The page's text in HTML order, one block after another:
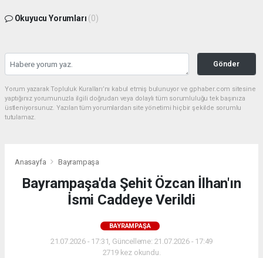
Okuyucu Yorumları (0)
Gönder
Yorum yazarak Topluluk Kuralları’nı kabul etmiş bulunuyor ve gphaber.com sitesine
yaptığınız yorumunuzla ilgili doğrudan veya dolaylı tüm sorumluluğu tek başınıza
üstleniyorsunuz. Yazılan tüm yorumlardan site yönetimi hiçbir şekilde sorumlu
tutulamaz.
Anasayfa Bayrampaşa
Bayrampaşa'da Şehit Özcan İlhan'ın
İsmi Caddeye Verildi
BAYRAMPAŞA
21.07.2026 - 17:31, Güncelleme: 21.07.2026 - 17:49
2719 kez okundu.